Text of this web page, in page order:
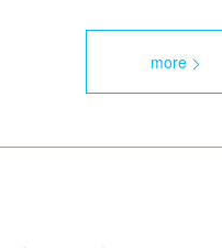
more